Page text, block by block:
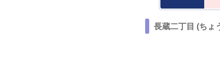
長蔵二丁目 (ちょ